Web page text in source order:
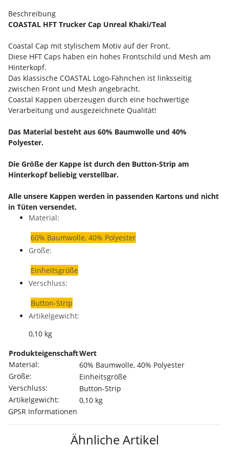
Beschreibung
COASTAL HFT Trucker Cap Unreal Khaki/Teal
Coastal Cap mit stylischem Motiv auf der Front.
Diese HFT Caps haben ein hohes Frontschild und Mesh am
Hinterkopf.
Das klassische COASTAL Logo-Fähnchen ist linksseitig
zwischen Front und Mesh angebracht.
Coastal Kappen überzeugen durch eine hochwertige
Verarbeitung und ausgezeichnete Qualität!
Das Material besteht aus 60% Baumwolle und 40%
Polyester.
Die Größe der Kappe ist durch den Button-Strip am
Hinterkopf beliebig verstellbar.
Alle unsere Kappen werden in passenden Kartons und nicht
in Tüten versendet.
Material:
60% Baumwolle, 40% Polyester
Größe:
Einheitsgröße
Verschluss:
Button-Strip
Artikelgewicht:
0,10 kg
ProdukteigenschaftWert
Material:
60% Baumwolle, 40% Polyester
Größe:
Einheitsgröße
Verschluss:
Button-Strip
Artikelgewicht:
0,10 kg
GPSR Informationen
Ähnliche Artikel